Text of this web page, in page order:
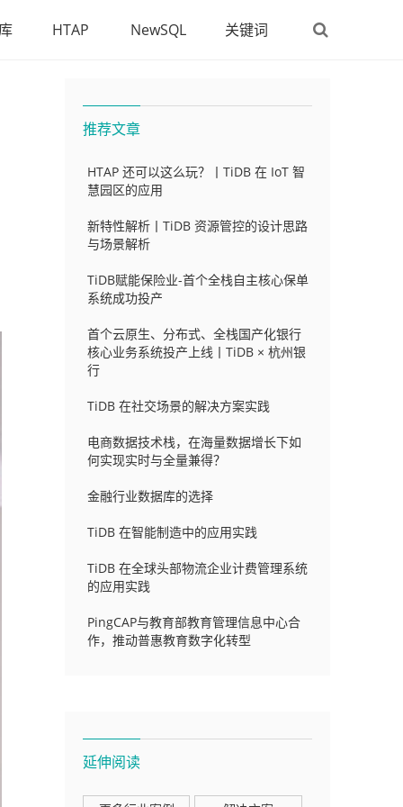
HTAP NewSQL 关键词
推荐文章
HTAP 还可以这么玩？丨TiDB 在 IoT 智
慧园区的应用
新特性解析丨TiDB 资源管控的设计思路
与场景解析
TiDB赋能保险业-首个全栈自主核心保单
系统成功投产
首个云原生、分布式、全栈国产化银行
核心业务系统投产上线丨TiDB × 杭州银
行
TiDB 在社交场景的解决方案实践
电商数据技术栈，在海量数据增长下如
何实现实时与全量兼得？
金融行业数据库的选择
TiDB 在智能制造中的应用实践
TiDB 在全球头部物流企业计费管理系统
的应用实践
PingCAP与教育部教育管理信息中心合
作，推动普惠教育数字化转型
延伸阅读